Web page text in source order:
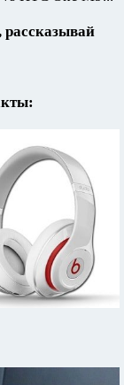
рассказывай